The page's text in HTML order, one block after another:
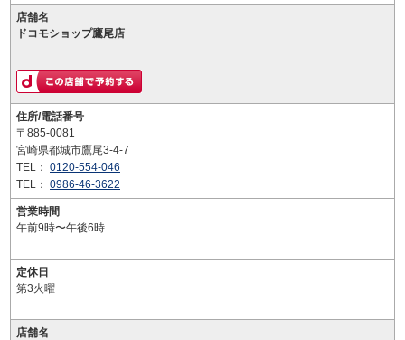
店舗名
ドコモショップ鷹尾店
住所/電話番号
〒885-0081
宮崎県都城市鷹尾3-4-7
TEL： 0120-554-046
TEL： 0986-46-3622
営業時間
午前9時〜午後6時
定休日
第3火曜
店舗名